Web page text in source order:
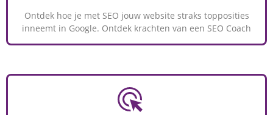
Ontdek hoe je met SEO jouw website straks topposities
inneemt in Google. Ontdek krachten van een SEO Coach